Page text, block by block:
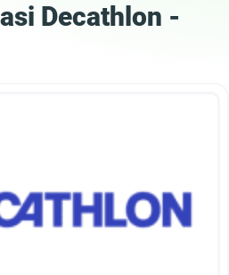
Decathlon -